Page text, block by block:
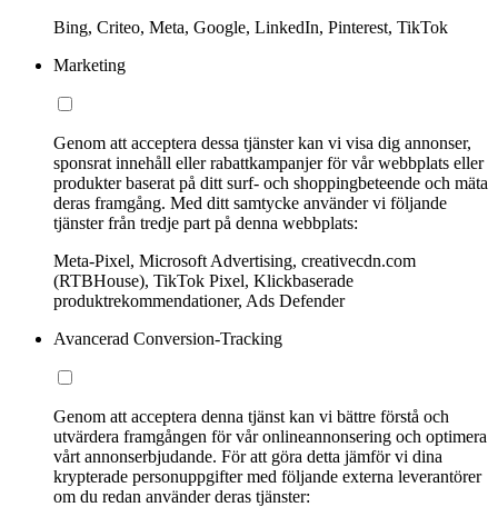
Bing, Criteo, Meta, Google, LinkedIn, Pinterest, TikTok
Marketing
Genom att acceptera dessa tjänster kan vi visa dig annonser,
sponsrat innehåll eller rabattkampanjer för vår webbplats eller
produkter baserat på ditt surf- och shoppingbeteende och mäta
deras framgång. Med ditt samtycke använder vi följande
tjänster från tredje part på denna webbplats:
Meta-Pixel, Microsoft Advertising, creativecdn.com
(RTBHouse), TikTok Pixel, Klickbaserade
produktrekommendationer, Ads Defender
Avancerad Conversion-Tracking
Genom att acceptera denna tjänst kan vi bättre förstå och
utvärdera framgången för vår onlineannonsering och optimera
vårt annonserbjudande. För att göra detta jämför vi dina
krypterade personuppgifter med följande externa leverantörer
om du redan använder deras tjänster: